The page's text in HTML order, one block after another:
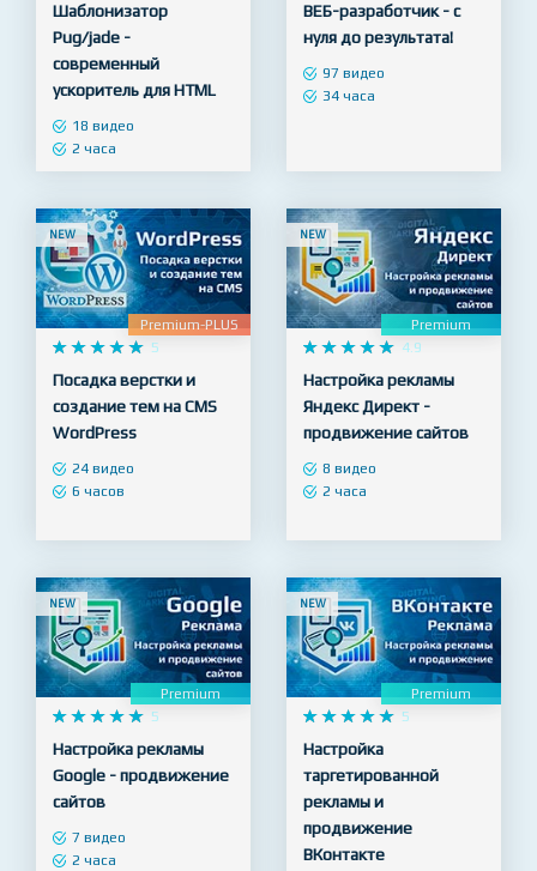
Шаблонизатор
Pug/jade -
современный
ускоритель для HTML
18 видео
2 часа
ВЕБ-разработчик - с
нуля до результата!
97 видео
34 часа
NEW
Premium-PLUS
    
     5
Посадка верстки и
создание тем на CMS
WordPress
24 видео
6 часов
NEW
Premium
    
     4.9
Настройка рекламы
Яндекс Директ -
продвижение сайтов
8 видео
2 часа
NEW
Premium
    
     5
Настройка рекламы
Google - продвижение
сайтов
7 видео
2 часа
NEW
Premium
    
     5
Настройка
таргетированной
рекламы и
продвижение
ВКонтакте